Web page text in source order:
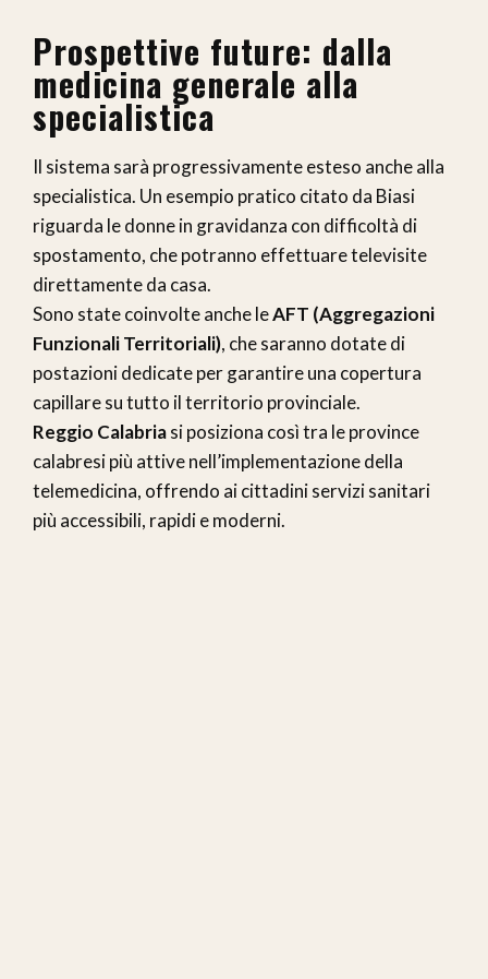
Prospettive future: dalla
medicina generale alla
specialistica
Il sistema sarà progressivamente esteso anche alla
specialistica. Un esempio pratico citato da Biasi
riguarda le donne in gravidanza con difficoltà di
spostamento, che potranno effettuare televisite
direttamente da casa.
Sono state coinvolte anche leAFT (Aggregazioni
Funzionali Territoriali), che saranno dotate di
postazioni dedicate per garantire una copertura
capillare su tutto il territorio provinciale.
Reggio Calabriasi posiziona così tra le province
calabresi più attive nell’implementazione della
telemedicina, offrendo ai cittadini servizi sanitari
più accessibili, rapidi e moderni.